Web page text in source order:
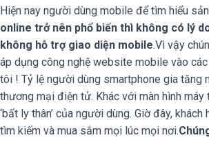
Hiện nay người dùng mobile để tìm hiểu
online trở nên phổ biến thì không có lý
không hỗ trợ giao diện mobile.Vì vậy
áp dụng công nghệ website mobile vào
tôi ! Tỷ lệ người dùng smartphone gia tăng
thương mại điện tử. Khác với màn hình
‘bất ly thân’ của người dùng. Giờ đây,
tìm kiếm và mua sắm mọi lúc mọi nơi.